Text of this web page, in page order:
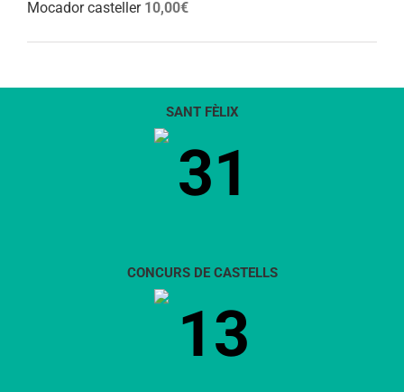
Mocador casteller 10,00€
SANT FÈLIX
31
CONCURS DE CASTELLS
13